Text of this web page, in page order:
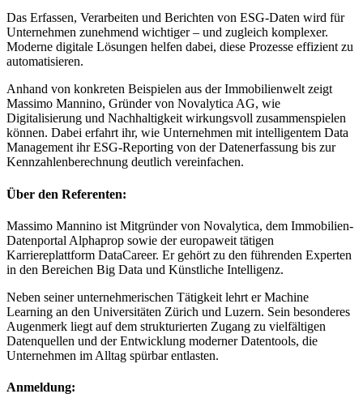
Das Erfassen, Verarbeiten und Berichten von ESG-Daten wird für
Unternehmen zunehmend wichtiger – und zugleich komplexer.
Moderne digitale Lösungen helfen dabei, diese Prozesse effizient zu
automatisieren.
Anhand von konkreten Beispielen aus der Immobilienwelt zeigt
Massimo Mannino, Gründer von Novalytica AG, wie
Digitalisierung und Nachhaltigkeit wirkungsvoll zusammenspielen
können. Dabei erfahrt ihr, wie Unternehmen mit intelligentem Data
Management ihr ESG-Reporting von der Datenerfassung bis zur
Kennzahlenberechnung deutlich vereinfachen.
Über den Referenten:
Massimo Mannino ist Mitgründer von Novalytica, dem Immobilien-
Datenportal Alphaprop sowie der europaweit tätigen
Karriereplattform DataCareer. Er gehört zu den führenden Experten
in den Bereichen Big Data und Künstliche Intelligenz.
Neben seiner unternehmerischen Tätigkeit lehrt er Machine
Learning an den Universitäten Zürich und Luzern. Sein besonderes
Augenmerk liegt auf dem strukturierten Zugang zu vielfältigen
Datenquellen und der Entwicklung moderner Datentools, die
Unternehmen im Alltag spürbar entlasten.
Anmeldung: